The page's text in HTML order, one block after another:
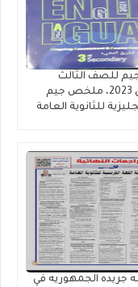
للصف الثالث
الثانوي 2023، ملخص جيم
للثانوية العامة
جريده الجمهوريه في